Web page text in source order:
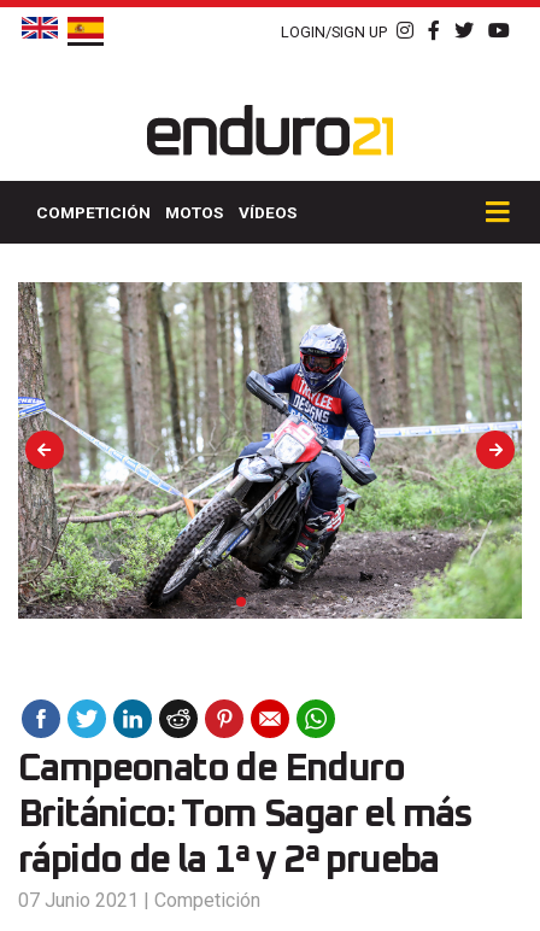
LOGIN/SIGN UP
COMPETICIÓN MOTOS VÍDEOS
Campeonato de Enduro
Británico: Tom Sagar el más
rápido de la 1ª y 2ª prueba
07 Junio 2021 | Competición